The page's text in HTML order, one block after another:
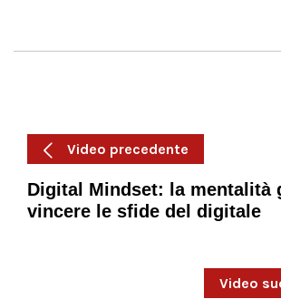
Video precedente
Digital Mindset: la mentalità
vincere le sfide del digitale
Video